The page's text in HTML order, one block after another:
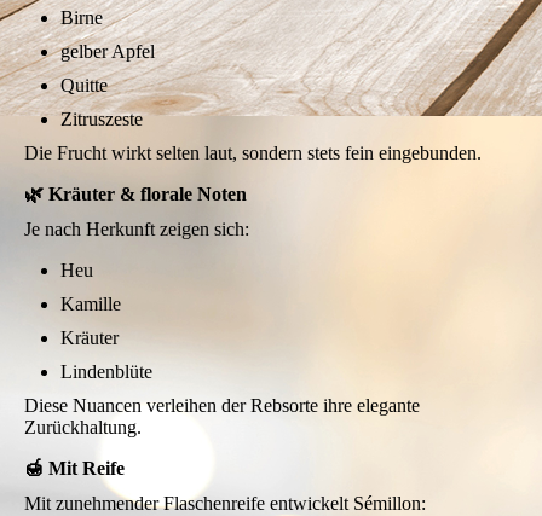
Birne
gelber Apfel
Quitte
Zitruszeste
Die Frucht wirkt selten laut, sondern stets fein eingebunden.
🌿 Kräuter & florale Noten
Je nach Herkunft zeigen sich:
Heu
Kamille
Kräuter
Lindenblüte
Diese Nuancen verleihen der Rebsorte ihre elegante
Zurückhaltung.
🍯 Mit Reife
Mit zunehmender Flaschenreife entwickelt Sémillon: